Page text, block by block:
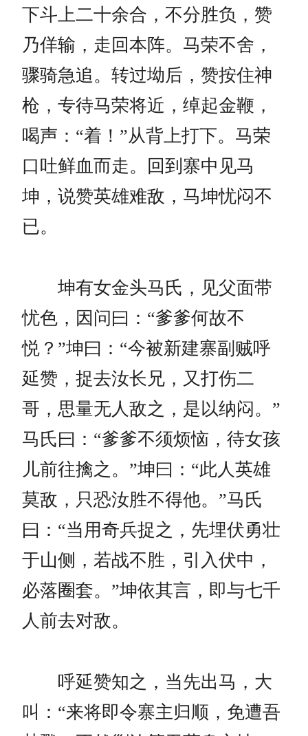
下斗上二十余合，不分胜负，赞
乃佯输，走回本阵。马荣不舍，
骤骑急追。转过坳后，赞按住神
枪，专待马荣将近，绰起金鞭，
喝声：“着！”从背上打下。马荣
口吐鲜血而走。回到寨中见马
坤，说赞英雄难敌，马坤忧闷不
已。
坤有女金头马氏，见父面带
忧色，因问曰：“爹爹何故不
悦？”坤曰：“今被新建寨副贼呼
延赞，捉去汝长兄，又打伤二
哥，思量无人敌之，是以纳闷。”
马氏曰：“爹爹不须烦恼，待女孩
儿前往擒之。”坤曰：“此人英雄
莫敌，只恐汝胜不得他。”马氏
曰：“当用奇兵捉之，先埋伏勇壮
于山侧，若战不胜，引入伏中，
必落圈套。”坤依其言，即与七千
人前去对敌。
呼延赞知之，当先出马，大
叫：“来将即令寨主归顺，免遭吾